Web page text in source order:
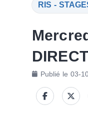
RIS -
Publié le 03-